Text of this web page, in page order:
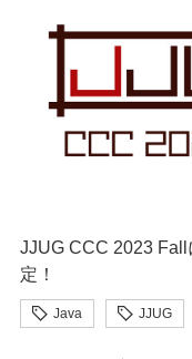
JJUG CCC 2023
定！
Java JJUG